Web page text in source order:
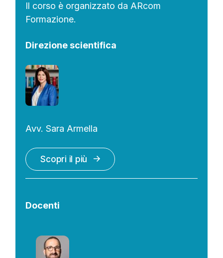
Il corso è organizzato da ARcom
Formazione.
Direzione scientifica
Avv. Sara Armella
Scopri il più
Docenti